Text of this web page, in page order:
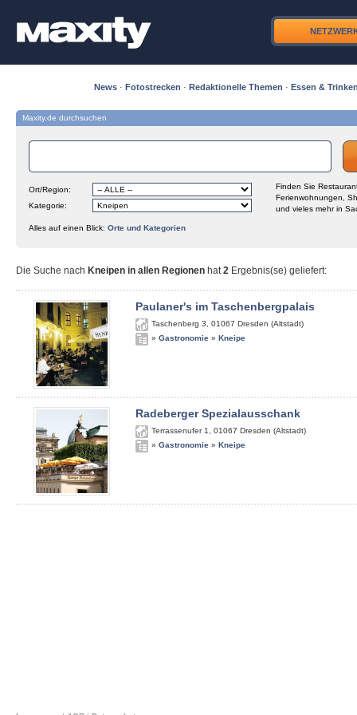
News · Fotostrecken · Redaktionelle Themen · Essen &
Maxity.de durchsuchen
Ort/Region:
Kategorie:
Finden Sie
Ferienwohnungen,
und vieles mehr in
Alles auf einen Blick: Orte und Kategorien
Die Suche nach Kneipen in allen Regionen hat2 Ergebnis(se) geliefert:
Paulaner's im Taschenbergpalais
Taschenberg 3 01067 Dresden (Altstadt)
» Gastronomie » Kneipe
Radeberger Spezialausschank
Terrassenufer 1 01067 Dresden (Altstadt)
» Gastronomie » Kneipe